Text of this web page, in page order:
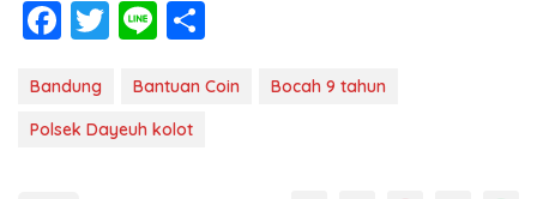
F
e
b
T
itt
er
Li
e ar
Bandung Bantuan Coin
Bocah 9 tahun
Polsek Dayeuh kolot